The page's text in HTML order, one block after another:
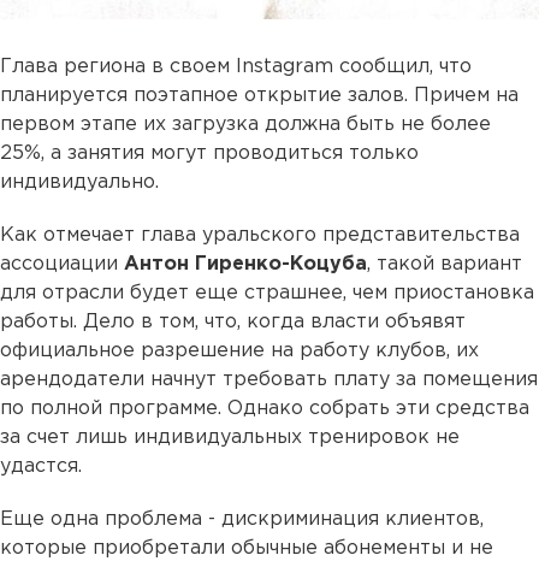
Глава региона в своем Instаgram сообщил, что
планируется поэтапное открытие залов. Причем на
первом этапе их загрузка должна быть не более
25%, а занятия могут проводиться только
индивидуально.
Как отмечает глава уральского представительства
ассоциации Антон Гиренко-Коцуба, такой вариант
для отрасли будет еще страшнее, чем приостановка
работы. Дело в том, что, когда власти объявят
официальное разрешение на работу клубов, их
арендодатели начнут требовать плату за помещения
по полной программе. Однако собрать эти средства
за счет лишь индивидуальных тренировок не
удастся.
Еще одна проблема - дискриминация клиентов,
которые приобретали обычные абонементы и не